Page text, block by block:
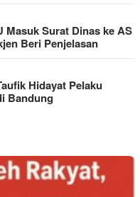
Masuk Surat Dinas ke AS
Beri Penjelasan
Hidayat Pelaku
Bandung